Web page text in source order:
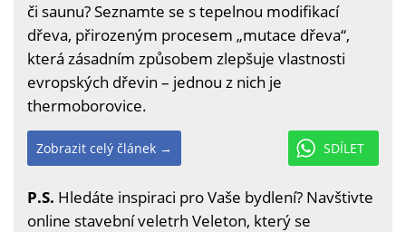
či saunu? Seznamte se s tepelnou modifikací
dřeva, přirozeným procesem „mutace dřeva“,
která zásadním způsobem zlepšuje vlastnosti
evropských dřevin – jednou z nich je
thermoborovice.
SDÍLET
Zobrazit celý článek →
P.S. Hledáte inspiraci pro Vaše bydlení? Navštivte
online stavební veletrh Veleton, který se